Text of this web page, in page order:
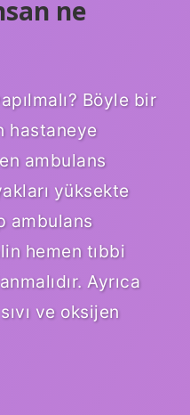
ne
Böyle bir
hastaneye
ambulans
yüksekte
ambulans
hemen tıbbi
Ayrıca
ve oksijen